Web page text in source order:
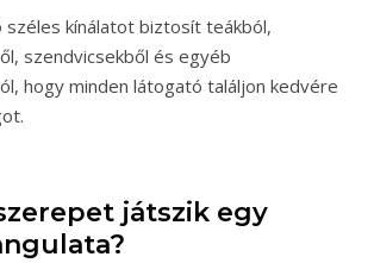
széles kínálatot biztosít teákból,
szendvicsekből és egyéb
hogy minden látogató találjon kedvére
játszik egy